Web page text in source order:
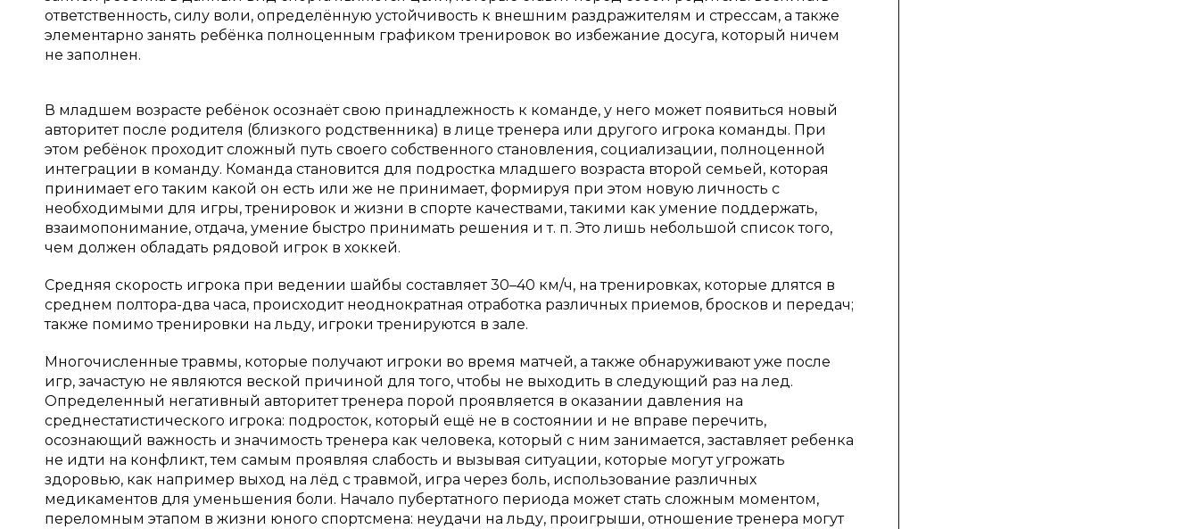
ответственность, силу воли, определённую устойчивость к внешним раздражителям и стрессам, а также
элементарно занять ребёнка полноценным графиком тренировок во избежание досуга, который ничем
не заполнен.
В младшем возрасте ребёнок осознаёт свою принадлежность к команде, у него может появиться новый
авторитет после родителя (близкого родственника) в лице тренера или другого игрока команды. При
этом ребёнок проходит сложный путь своего собственного становления, социализации, полноценной
интеграции в команду. Команда становится для подростка младшего возраста второй семьей, которая
принимает его таким какой он есть или же не принимает, формируя при этом новую личность с
необходимыми для игры, тренировок и жизни в спорте качествами, такими как умение поддержать,
взаимопонимание, отдача, умение быстро принимать решения и т. п. Это лишь небольшой список того,
чем должен обладать рядовой игрок в хоккей.
Средняя скорость игрока при ведении шайбы составляет 30–40 км/ч, на тренировках, которые длятся в
среднем полтора-два часа, происходит неоднократная отработка различных приемов, бросков и передач;
также помимо тренировки на льду, игроки тренируются в зале.
Многочисленные травмы, которые получают игроки во время матчей, а также обнаруживают уже после
игр, зачастую не являются веской причиной для того, чтобы не выходить в следующий раз на лед.
Определенный негативный авторитет тренера порой проявляется в оказании давления на
среднестатистического игрока: подросток, который ещё не в состоянии и не вправе перечить,
осознающий важность и значимость тренера как человека, который с ним занимается, заставляет ребенка
не идти на конфликт, тем самым проявляя слабость и вызывая ситуации, которые могут угрожать
здоровью, как например выход на лёд с травмой, игра через боль, использование различных
медикаментов для уменьшения боли. Начало пубертатного периода может стать сложным моментом,
переломным этапом в жизни юного спортсмена: неудачи на льду, проигрыши, отношение тренера могут